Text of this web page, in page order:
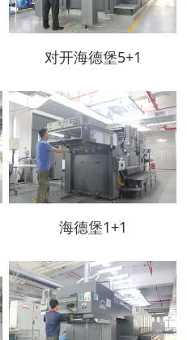
对开海德堡5+1
海德堡1+1